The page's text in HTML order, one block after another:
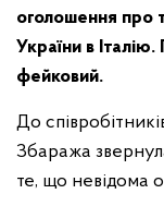
оголошення про
України в
фейковий.
До
Збаража
те, що невідома